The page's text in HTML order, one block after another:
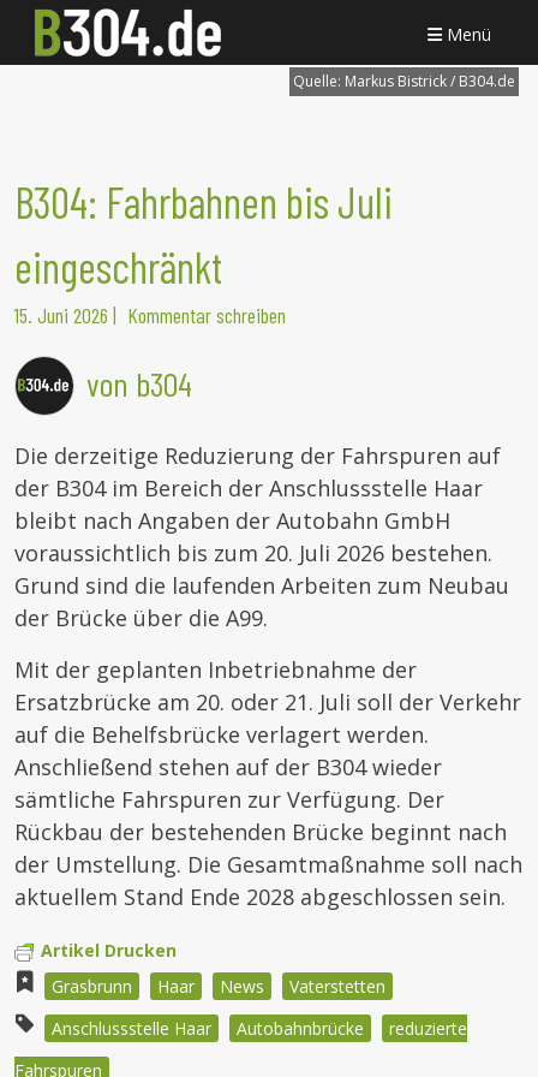
Menü
Quelle: Markus Bistrick / B304.de
B304: Fahrbahnen bis Juli
eingeschränkt
15. Juni 2026 | Kommentar schreiben
von b304
Die derzeitige Reduzierung der Fahrspuren auf
der B304 im Bereich der Anschlussstelle Haar
bleibt nach Angaben der Autobahn GmbH
voraussichtlich bis zum 20. Juli 2026 bestehen.
Grund sind die laufenden Arbeiten zum Neubau
der Brücke über die A99.
Mit der geplanten Inbetriebnahme der
Ersatzbrücke am 20. oder 21. Juli soll der Verkehr
auf die Behelfsbrücke verlagert werden.
Anschließend stehen auf der B304 wieder
sämtliche Fahrspuren zur Verfügung. Der
Rückbau der bestehenden Brücke beginnt nach
der Umstellung. Die Gesamtmaßnahme soll nach
aktuellem Stand Ende 2028 abgeschlossen sein.
Artikel Drucken
Grasbrunn
Haar News
Vaterstetten
Anschlussstelle Haar
Autobahnbrücke
reduzierte
Fahrspuren